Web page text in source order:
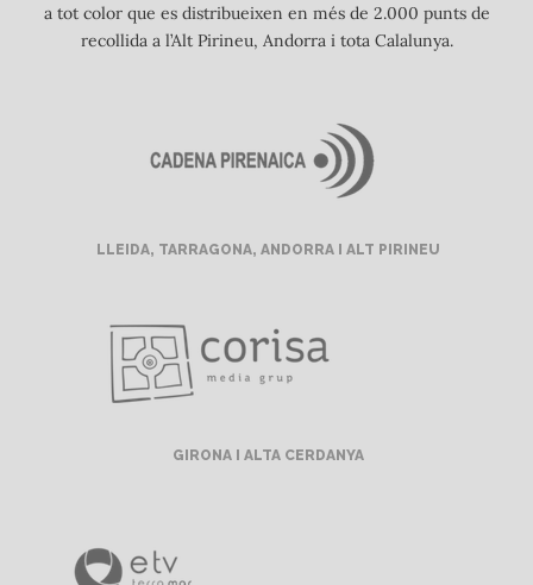
a tot color que es distribueixen en més de 2.000 punts de
recollida a l’Alt Pirineu, Andorra i tota Calalunya.
LLEIDA, TARRAGONA, ANDORRA I ALT PIRINEU
GIRONA I ALTA CERDANYA